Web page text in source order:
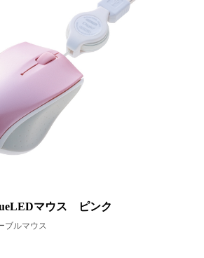
マウス ピンク
ブルマウス